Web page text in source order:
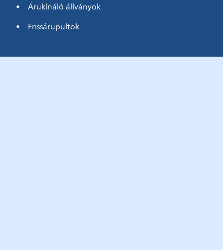
Árukínáló állványok
Frissárupultok